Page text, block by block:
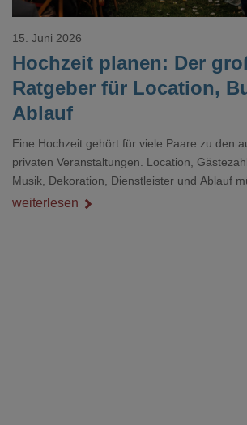
Hochzeit planen: Der
Ratgeber für Location,
Ablauf
15. Juni 2026
Eine Hochzeit gehört für viele Paare zu den
privaten Veranstaltungen. Location,
Musik, Dekoration, Dienstleister und Ablauf
zusammenpassen, damit der Tag gut
weiterlesen